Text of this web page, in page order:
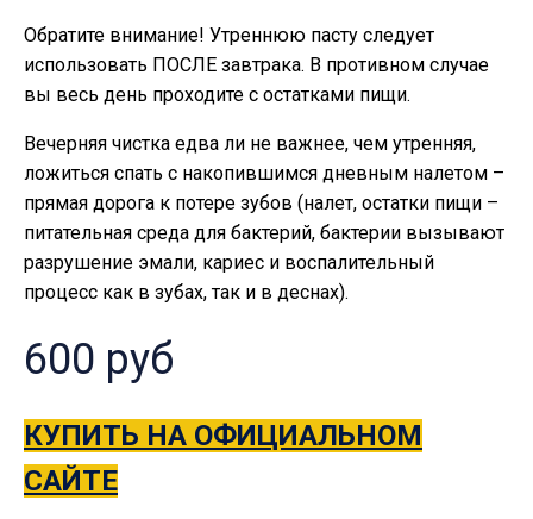
Обратите внимание! Утреннюю пасту следует
использовать ПОСЛЕ завтрака. В противном случае
вы весь день проходите с остатками пищи.
Вечерняя чистка едва ли не важнее, чем утренняя,
ложиться спать с накопившимся дневным налетом –
прямая дорога к потере зубов (налет, остатки пищи –
питательная среда для бактерий, бактерии вызывают
разрушение эмали, кариес и воспалительный
процесс как в зубах, так и в деснах).
600 руб
КУПИТЬ НА ОФИЦИАЛЬНОМ
САЙТЕ